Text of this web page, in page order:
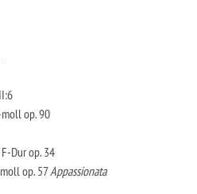
op. 90
Dur op. 34
op. 57Appassionata